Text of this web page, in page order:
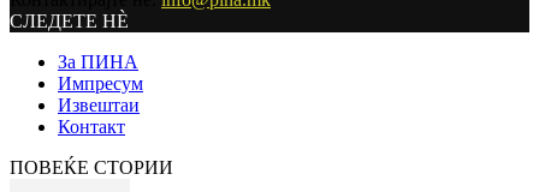
СЛЕДЕТЕ НЀ
За ПИНА
Импресум
Извештаи
Контакт
ПОВЕЌЕ СТОРИИ